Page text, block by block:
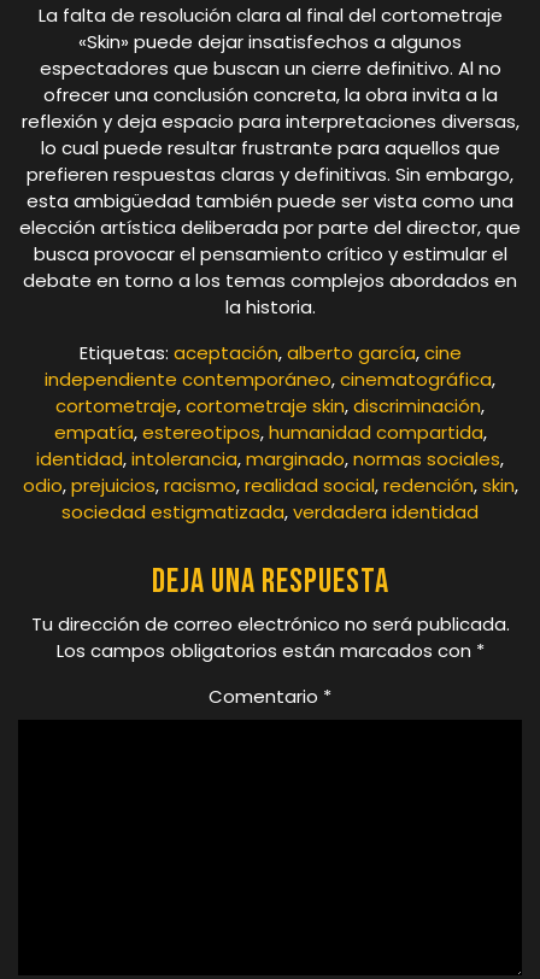
La falta de resolución clara al final del cortometraje
«Skin» puede dejar insatisfechos a algunos
espectadores que buscan un cierre definitivo. Al no
ofrecer una conclusión concreta, la obra invita a la
reflexión y deja espacio para interpretaciones diversas,
lo cual puede resultar frustrante para aquellos que
prefieren respuestas claras y definitivas. Sin embargo,
esta ambigüedad también puede ser vista como una
elección artística deliberada por parte del director, que
busca provocar el pensamiento crítico y estimular el
debate en torno a los temas complejos abordados en
la historia.
Etiquetas: aceptación,alberto garcía,cine
independiente contemporáneo,cinematográfica,
cortometraje,cortometraje skin,discriminación,
empatía,estereotipos,humanidad compartida,
identidad,intolerancia,marginado,normas sociales,
odio,prejuicios,racismo,realidad social,redención,skin,
sociedad estigmatizada,verdadera identidad
Deja una respuesta
Tu dirección de correo electrónico no será publicada.
Los campos obligatorios están marcados con *
Comentario *